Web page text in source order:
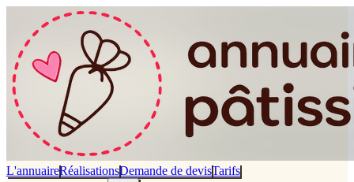
L'annuaireRéalisationsDemande de devisTarifs